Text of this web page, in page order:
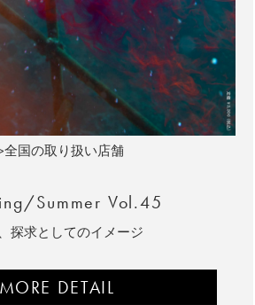
全国の取り扱い店舗
Summer Vol.45
探求としてのイメージ
MORE DETAIL